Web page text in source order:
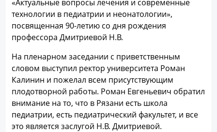
«Актуальные вопросы лечения и современные
технологии в педиатрии и неонатологии»,
посвященная 90-летию со дня рождения
профессора Дмитриевой Н.В.
На пленарном заседании с приветственным
словом выступил ректор университета Роман
Калинин и пожелал всем присутствующим
плодотворной работы. Роман Евгеньевич обратил
внимание на то, что в Рязани есть школа
педиатрии, есть педиатрический факультет, и все
это является заслугой Н.В. Дмитриевой.